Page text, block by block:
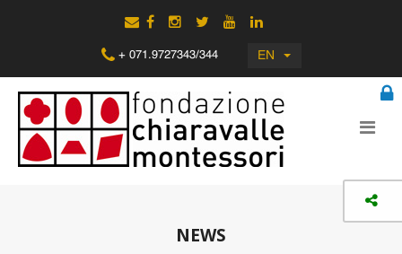
+ 071.9727343/344 EN
NEWS